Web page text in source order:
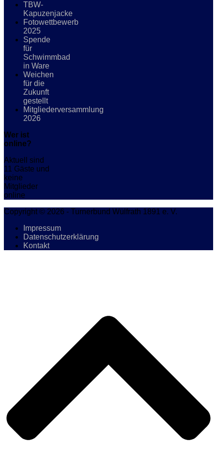
TBW-
Kapuzenjacke
Fotowettbewerb
2025
Spende
für
Schwimmbad
in Ware
Weichen
für die
Zukunft
gestellt
Mitgliederversammlung
2026
Wer ist
online?
Aktuell sind
11 Gäste und
keine
Mitglieder
online
Copyright © 2026 - Turnerbund Wülfrath 1891 e. V.
Impressum
Datenschutzerklärung
Kontakt